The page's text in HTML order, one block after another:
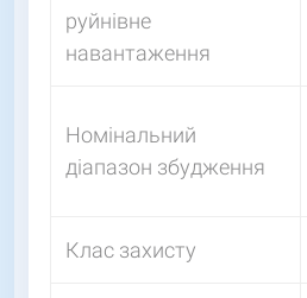
руйнівне
навантаження
Номінальний
діапазон збудження
Клас захисту